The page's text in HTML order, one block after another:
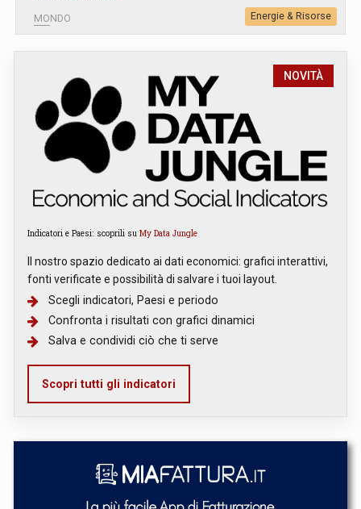
MONDO Energie & Risorse
NOVITÀ
Indicatori e Paesi: scoprili su My Data Jungle
Il nostro spazio dedicato ai dati economici: grafici interattivi,
fonti verificate e possibilità di salvare i tuoi layout.
Scegli indicatori, Paesi e periodo
Confronta i risultati con grafici dinamici
Salva e condividi ciò che ti serve
Scopri tutti gli indicatori